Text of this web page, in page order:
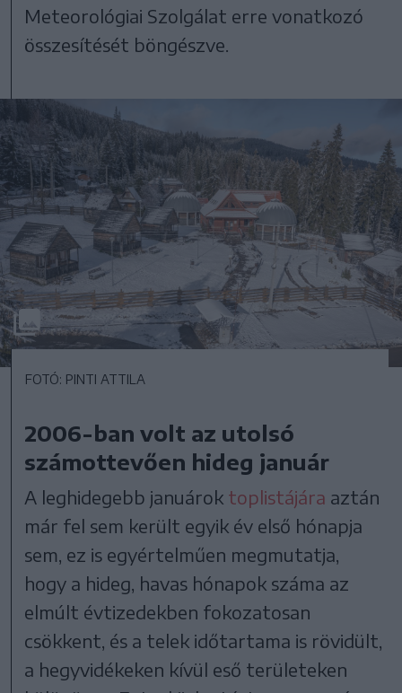
Meteorológiai Szolgálat erre vonatkozó
összesítését böngészve.
FOTÓ: PINTI ATTILA
2006-ban volt az utolsó
számottevően hideg január
A leghidegebb januárok toplistájára aztán
már fel sem került egyik év első hónapja
sem, ez is egyértelműen megmutatja,
hogy a hideg, havas hónapok száma az
elmúlt évtizedekben fokozatosan
csökkent, és a telek időtartama is rövidült,
a hegyvidékeken kívül eső területeken